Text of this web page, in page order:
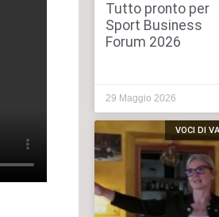
Tutto pronto per
Sport Business
Forum 2026
29 Maggio 2026
VOCI DI